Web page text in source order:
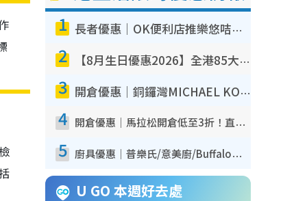
1 長者優惠｜OK便利店推樂悠咭優惠！買麵包/牛奶/保健品拍卡即減
2 【8月生日優惠2026】全港85大食買玩著數攻略 自助餐/火鍋放題同行免費＋誠品/DONKI送現金券
3 開倉優惠｜銅鑼灣MICHAEL KORS開倉低至17折！直擊$500起買手袋/銀包/鞋款 必買經典Jet Set系列
4 開倉優惠｜馬拉松開倉低至3折！直擊$99起買adidas／New Balance／Puma鞋款 STANLEY保溫杯劈價至$119起
5 廚具優惠｜普樂氏/意美廚/Buffalo廚具低至3折！$89起買煎鍋／炒鑊／個人鍋 同場小家電激減至$99起
U GO 本週好去處